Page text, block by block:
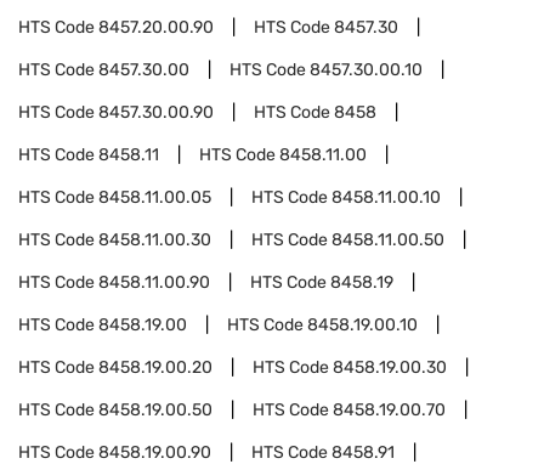
HTS Code8457.20.00.90 HTS Code8457.30
HTS Code8457.30.00 HTS Code8457.30.00.10
HTS Code8457.30.00.90 HTS Code8458
HTS Code8458.11 HTS Code8458.11.00
HTS Code8458.11.00.05 HTS Code8458.11.00.10
HTS Code8458.11.00.30 HTS Code8458.11.00.50
HTS Code8458.11.00.90 HTS Code8458.19
HTS Code8458.19.00 HTS Code8458.19.00.10
HTS Code8458.19.00.20 HTS Code8458.19.00.30
HTS Code8458.19.00.50 HTS Code8458.19.00.70
HTS Code8458.19.00.90 HTS Code8458.91